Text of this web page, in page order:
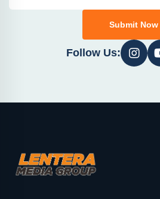
Submit Now
Follow Us: